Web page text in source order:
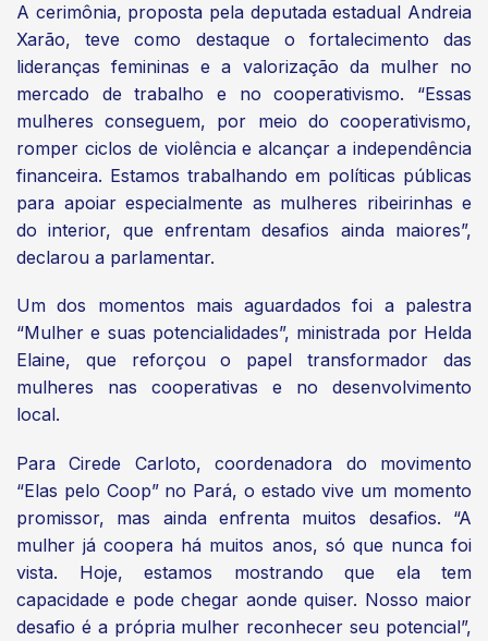
A cerimônia, proposta pela deputada estadual Andreia
Xarão, teve como destaque o fortalecimento das
lideranças femininas e a valorização da mulher no
mercado de trabalho e no cooperativismo. “Essas
mulheres conseguem, por meio do cooperativismo,
romper ciclos de violência e alcançar a independência
financeira. Estamos trabalhando em políticas públicas
para apoiar especialmente as mulheres ribeirinhas e
do interior, que enfrentam desafios ainda maiores”,
declarou a parlamentar.
Um dos momentos mais aguardados foi a palestra
“Mulher e suas potencialidades”, ministrada por Helda
Elaine, que reforçou o papel transformador das
mulheres nas cooperativas e no desenvolvimento
local.
Para Cirede Carloto, coordenadora do movimento
“Elas pelo Coop” no Pará, o estado vive um momento
promissor, mas ainda enfrenta muitos desafios. “A
mulher já coopera há muitos anos, só que nunca foi
vista. Hoje, estamos mostrando que ela tem
capacidade e pode chegar aonde quiser. Nosso maior
desafio é a própria mulher reconhecer seu potencial”,